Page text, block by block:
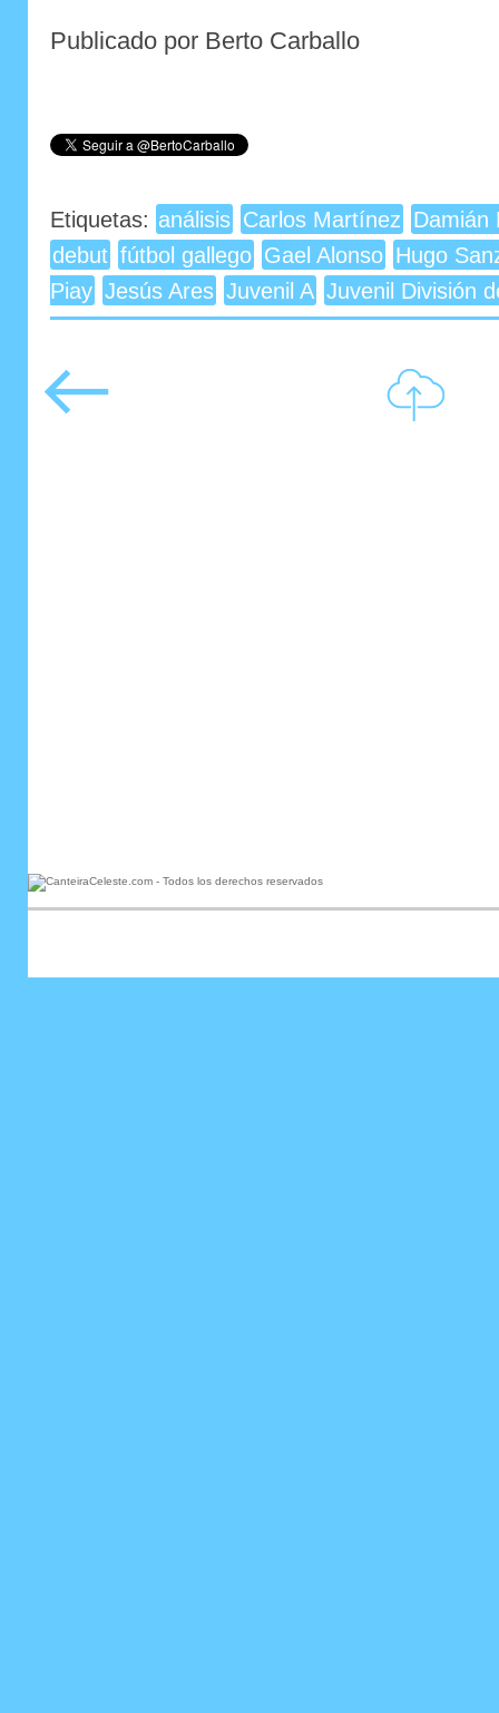
Publicado por Berto Carballo
Etiquetas: análisis Carlos Martínez Damián
debut fútbol gallego Gael Alonso Hugo
Piay Jesús Ares Juvenil A Juvenil División